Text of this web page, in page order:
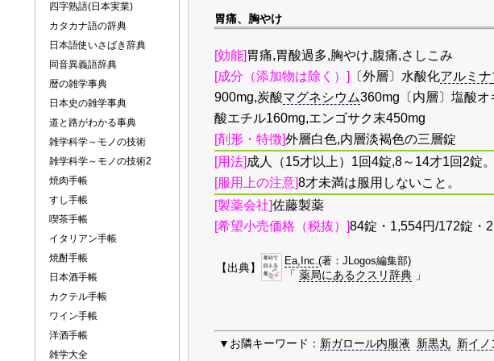
四字熟語(日本実業)
カタカナ語の辞典
日本語使いさばき辞典
同音異義語辞典
暦の雑学事典
日本史の雑学事典
道と路がわかる事典
雑学科学～モノの技術
雑学科学～モノの技術2
焼肉手帳
すし手帳
喫茶手帳
イタリアン手帳
焼酎手帳
日本酒手帳
カクテル手帳
ワイン手帳
洋酒手帳
雑学大全
胃痛、胸やけ
[効能] 胃痛,胃酸過多,胸やけ,腹痛,さしこみ
[成分（添加物は除く）] 〔外層〕水酸化アルミナ
900mg,炭酸マグネシウム360mg〔内層〕塩酸オ
酸エチル160mg,エンゴサク末450mg
[剤形・特徴]外層白色,内層淡褐色の三層錠
[用法] 成人（15才以上）1回4錠,8～14才1回2錠
[服用上の注意]8才未満は服用しないこと。
[製薬会社]佐藤製薬
[希望小売価格（税抜）]84錠・1,554円/172錠・
【出典】
Ea,Inc.(著：JLogos編集部)
「 薬局にあるクスリ辞典」
▼お隣キーワード： 新ガロール内服液 新黒丸 新イノ